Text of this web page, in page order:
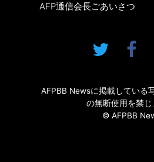
AFP通信会長ごあいさつ
AFPBB Newsに掲載している
の無断使用を禁じ
© AFPBB